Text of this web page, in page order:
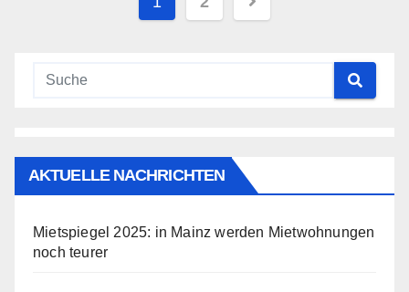
AKTUELLE NACHRICHTEN
Mietspiegel 2025: in Mainz werden Mietwohnungen
noch teurer